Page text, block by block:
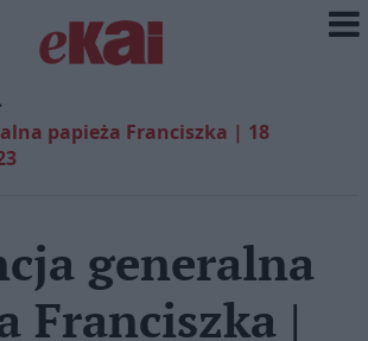
papieża Franciszka | 18
generalna
Franciszka |